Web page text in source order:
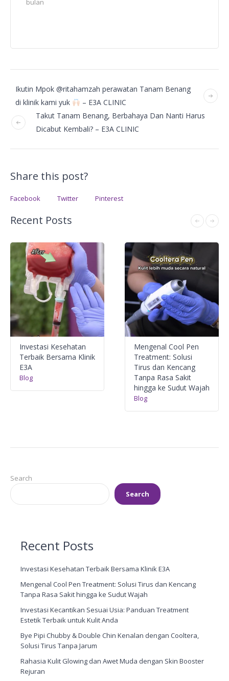
bulan
Ikutin Mpok @ritahamzah perawatan Tanam Benang
di klinik kami yuk
– E3A CLINIC
Takut Tanam Benang, Berbahaya Dan Nanti Harus
Dicabut Kembali? – E3A CLINIC
Share this post?
Facebook Twitter Pinterest
Recent Posts
Investasi Kesehatan
Terbaik Bersama Klinik
E3A
Blog
Mengenal Cool Pen
Treatment: Solusi
Tirus dan Kencang
Tanpa Rasa Sakit
hingga ke Sudut Wajah
Blog
Search
Search
Recent Posts
Investasi Kesehatan Terbaik Bersama Klinik E3A
Mengenal Cool Pen Treatment: Solusi Tirus dan Kencang
Tanpa Rasa Sakit hingga ke Sudut Wajah
Investasi Kecantikan Sesuai Usia: Panduan Treatment
Estetik Terbaik untuk Kulit Anda
Bye Pipi Chubby & Double Chin Kenalan dengan Cooltera,
Solusi Tirus Tanpa Jarum
Rahasia Kulit Glowing dan Awet Muda dengan Skin Booster
Rejuran